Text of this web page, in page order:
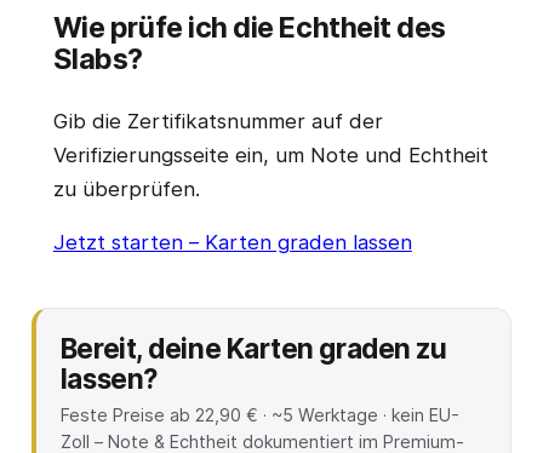
Wie prüfe ich die Echtheit des
Slabs?
Gib die Zertifikatsnummer auf der
Verifizierungsseite ein, um Note und Echtheit
zu überprüfen.
Jetzt starten – Karten graden lassen
Bereit, deine Karten graden zu
lassen?
Feste Preise ab 22,90 € · ~5 Werktage · kein EU-
Zoll – Note & Echtheit dokumentiert im Premium-